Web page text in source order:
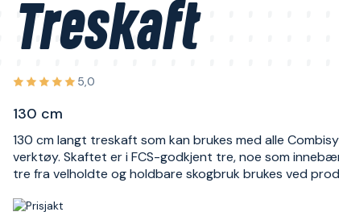
Treskaft
5,0
130 cm
130 cm langt treskaft som kan brukes med alle
verktøy. Skaftet er i FCS-godkjent tre, noe som
tre fra velholdte og holdbare skogbruk brukes ved